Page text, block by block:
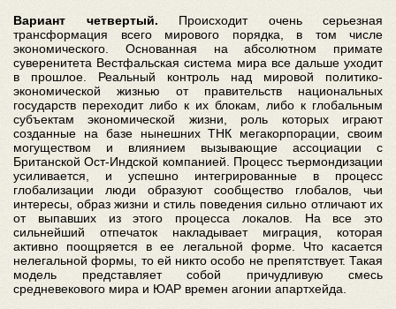
Вариант четвертый. Происходит очень серьезная
трансформация всего мирового порядка, в том числе
экономического. Основанная на абсолютном примате
суверенитета Вестфальская система мира все дальше уходит
в прошлое. Реальный контроль над мировой политико-
экономической жизнью от правительств национальных
государств переходит либо к их блокам, либо к глобальным
субъектам экономической жизни, роль которых играют
созданные на базе нынешних ТНК мегакорпорации, своим
могуществом и влиянием вызывающие ассоциации с
Британской Ост-Индской компанией. Процесс тьермондизации
усиливается, и успешно интегрированные в процесс
глобализации люди образуют сообщество глобалов, чьи
интересы, образ жизни и стиль поведения сильно отличают их
от выпавших из этого процесса локалов. На все это
сильнейший отпечаток накладывает миграция, которая
активно поощряется в ее легальной форме. Что касается
нелегальной формы, то ей никто особо не препятствует. Такая
модель представляет собой причудливую смесь
средневекового мира и ЮАР времен агонии апартхейда.